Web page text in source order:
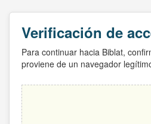
Verificación de
Para continuar hacia Biblat,
proviene de un navegador